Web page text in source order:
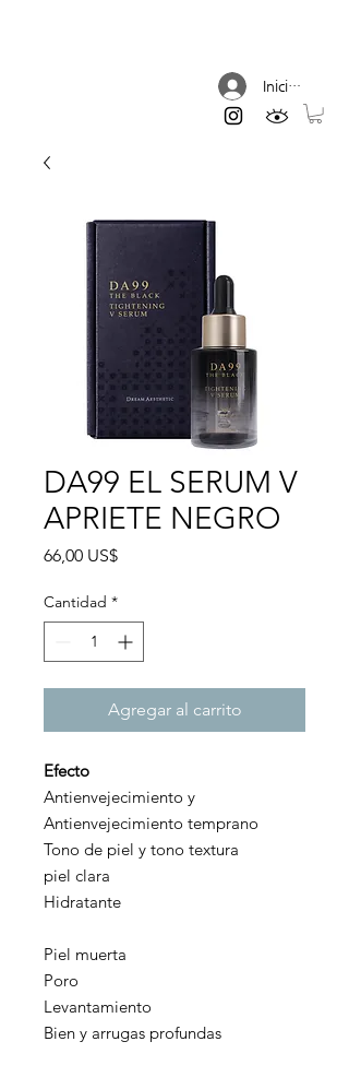
Iniciar sesión
DA99 EL SERUM V
APRIETE NEGRO
66,00 US$Precio
Cantidad *
Agregar al carrito
Efecto
Antienvejecimiento y
Antienvejecimiento temprano
Tono de piel y tono textura
piel clara
Hidratante
Piel muerta
Poro
Levantamiento
Bien y arrugas profundas